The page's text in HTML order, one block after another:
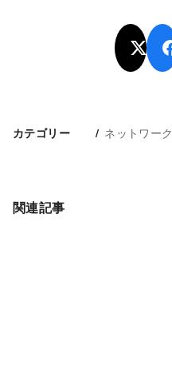
カテゴリー ネットワーク
関連記事